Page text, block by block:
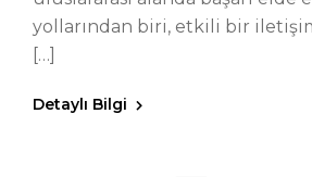
yollarından biri, etkili bir
[…]
Detaylı Bilgi